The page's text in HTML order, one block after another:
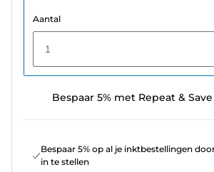
Aantal
1
Bespaar 5% met Repeat & Save
Bespaar 5% op al je inktbestellingen
in te stellen